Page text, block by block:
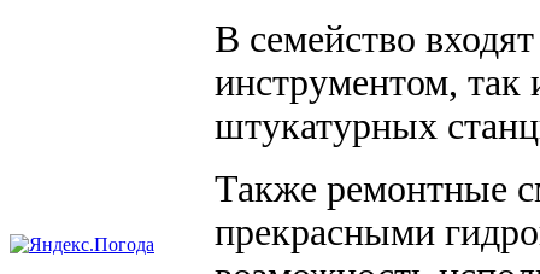
В семейство
инструментом,
штукатурных
Также ремонтные
прекрасными